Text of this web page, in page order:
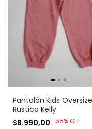
Pantalón Kids Oversize
Rustico Kelly
$8.990,00 -55%OFF